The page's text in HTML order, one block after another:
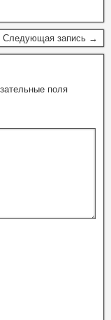
Следующая запись →
поля